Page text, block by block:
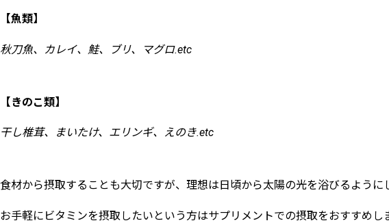
【魚類】
秋刀魚、カレイ、鮭、ブリ、マグロ.etc
【きのこ類】
干し椎茸、まいたけ、エリンギ、えのき.etc
食材から摂取することも大切ですが、理想は日頃から太陽の光を浴びるように
お手軽にビタミンを摂取したいという方はサプリメントでの摂取をおすすめし